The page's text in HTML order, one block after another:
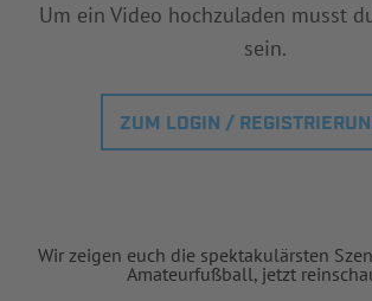
Um ein Video hochzuladen musst
sein.
ZUM LOGIN /
Wir zeigen euch die spektakulärsten
Amateurfußball, jetzt